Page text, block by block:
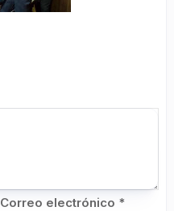
Correo electrónico *